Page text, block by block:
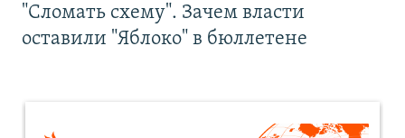
"Сломать схему". Зачем власти
оставили "Яблоко" в бюллетене